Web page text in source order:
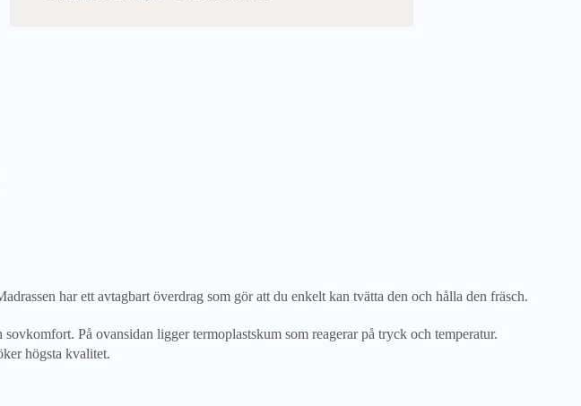
har ett avtagbart överdrag som gör att du enkelt kan tvätta den och hålla den fräsch.
På ovansidan ligger termoplastskum som reagerar på tryck och temperatur.
högsta kvalitet.